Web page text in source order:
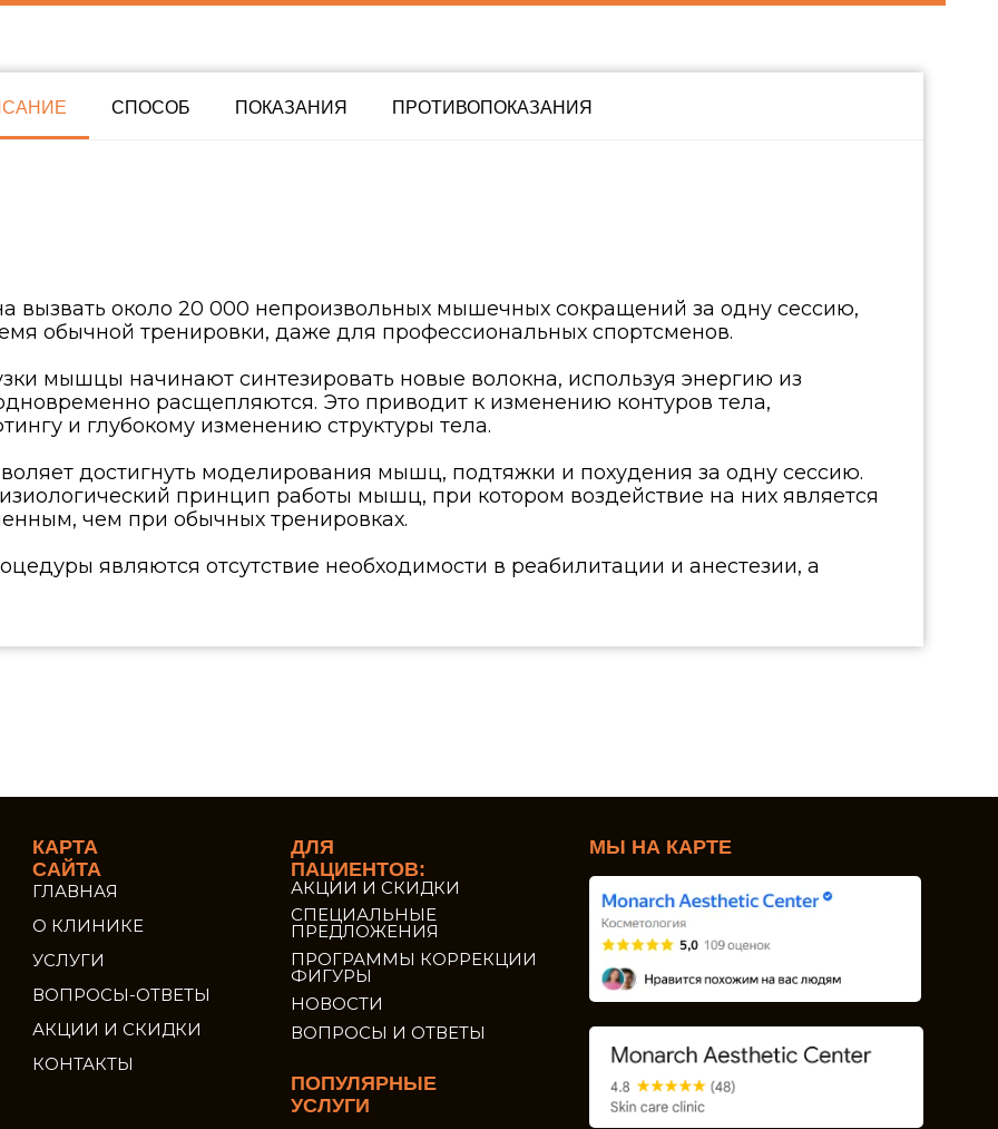
СПОСОБ ПОКАЗАНИЯ ПРОТИВОПОКАЗАНИЯ
вызвать около 20 000 непроизвольных мышечных сокращений за одну сессию,
обычной тренировки, даже для профессиональных спортсменов.
мышцы начинают синтезировать новые волокна, используя энергию из
расщепляются. Это приводит к изменению контуров тела,
и глубокому изменению структуры тела.
достигнуть моделирования мышц, подтяжки и похудения за одну сессию.
принцип работы мышц, при котором воздействие на них является
чем при обычных тренировках.
являются отсутствие необходимости в реабилитации и анестезии, а
ГЛАВНАЯ
ПОПУЛЯРНЫЕ
УСЛУГИ
ДЛЯ
ПАЦИЕНТОВ:
МЫ НА КАРТЕ
КАРТА
САЙТА
О КЛИНИКЕ
УСЛУГИ
ВОПРОСЫ-ОТВЕТЫ
АКЦИИ И СКИДКИ
КОНТАКТЫ
АКЦИИ И СКИДКИ
СПЕЦИАЛЬНЫЕ
ПРЕДЛОЖЕНИЯ
ПРОГРАММЫ КОРРЕКЦИИ
ФИГУРЫ
НОВОСТИ
ВОПРОСЫ И ОТВЕТЫ